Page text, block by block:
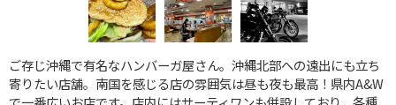
ご存じ沖縄で有名なハンバーガ屋さん。沖縄北部への遠出にも立ち
寄りたい店舗。南国を感じる店の雰囲気は昼も夜も最高！県内A&W